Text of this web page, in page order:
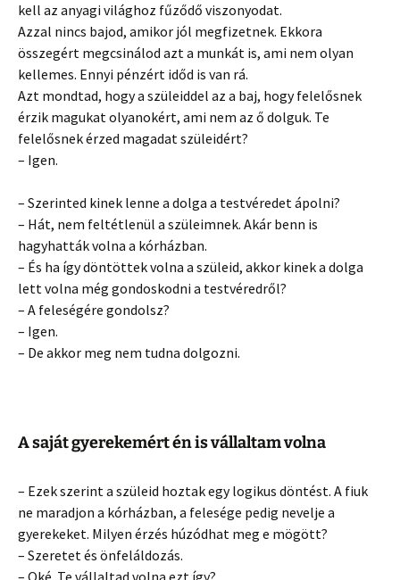
kell az anyagi világhoz fűződő viszonyodat.
Azzal nincs bajod, amikor jól megfizetnek. Ekkora
összegért megcsinálod azt a munkát is, ami nem olyan
kellemes. Ennyi pénzért időd is van rá.
Azt mondtad, hogy a szüleiddel az a baj, hogy felelősnek
érzik magukat olyanokért, ami nem az ő dolguk. Te
felelősnek érzed magadat szüleidért?
– Igen.
– Szerinted kinek lenne a dolga a testvéredet ápolni?
– Hát, nem feltétlenül a szüleimnek. Akár benn is
hagyhatták volna a kórházban.
– És ha így döntöttek volna a szüleid, akkor kinek a dolga
lett volna még gondoskodni a testvéredről?
– A feleségére gondolsz?
– Igen.
– De akkor meg nem tudna dolgozni.
A saját gyerekemért én is vállaltam volna
– Ezek szerint a szüleid hoztak egy logikus döntést. A fiuk
ne maradjon a kórházban, a felesége pedig nevelje a
gyerekeket. Milyen érzés húzódhat meg e mögött?
– Szeretet és önfeláldozás.
– Oké. Te vállaltad volna ezt így?